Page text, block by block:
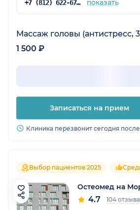
+7 (812) 622-67-84 показать
Массаж головы (антистресс,
1 500 ₽
Записаться на прием
Клиника перезвонит сегодня
Выбор пациентов 2025
Остеомед на
4.7 104 отзыва